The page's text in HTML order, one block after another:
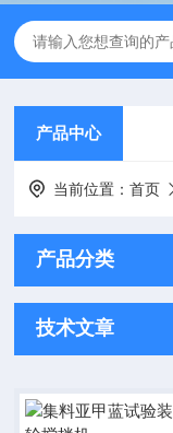
产品中心
当前位置：首页
产品分类
技术文章